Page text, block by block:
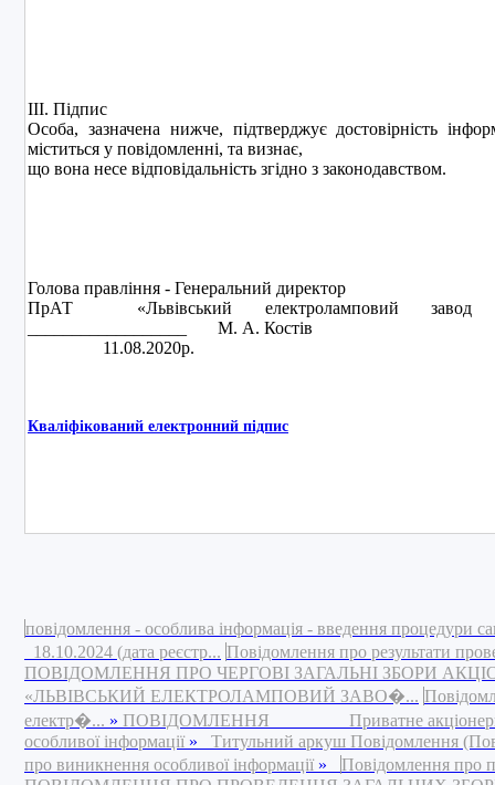
ІІІ. Підпис
Особа, зазначена нижче, підтверджує достовірність
міститься у повідомленні, та визнає,
що вона несе відповідальність згідно з законодавством.
Голова правління - Генеральний директор
ПрАТ «Львівський електроламповий завод
__________________ М. А. Костів
11.08.2020р.
Кваліфікований електронний підпис
повідомлення - особлива інформація - введення процедури
18.10.2024 (дата реєстр... Повідомлення про результати
ПОВІДОМЛЕННЯ ПРО ЧЕРГОВІ ЗАГАЛЬНІ ЗБОРИ
«ЛЬВІВСЬКИЙ ЕЛЕКТРОЛАМПОВИЙ ЗАВО�...
електр�... » ПОВІДОМЛЕННЯ Приватне акціонерне
особливої інформації » Титульний аркуш Повідомлення
про виникнення особливої інформації » Повідомлення про